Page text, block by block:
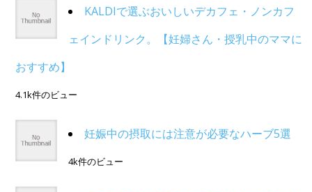
KALDIで選ぶおいしいデカフェ・ノンカフ
ェインドリンク。【妊婦さん・授乳中のママに
おすすめ】
4.1k件のビュー
妊娠中の摂取には注意が必要なハーブ5選
4k件のビュー